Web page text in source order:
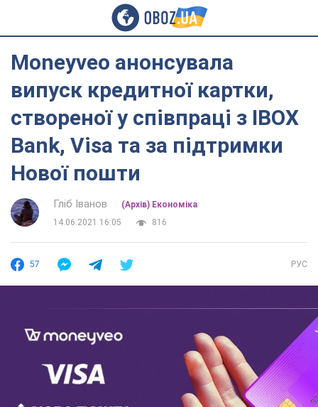
Moneyveo анонсувала
випуск кредитної картки,
створеної у співпраці з IBOX
Bank, Visa та за підтримки
Нової пошти
Гліб Іванов
(Архів) Економіка
14.06.2021 16:05
816
57 РУС